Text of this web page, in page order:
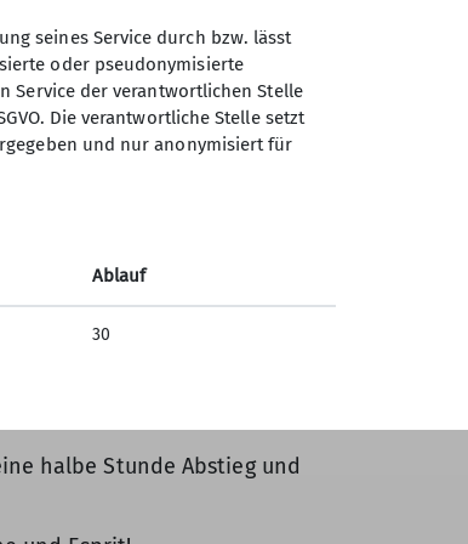
werden. Um 13.30 Uhr ist die
Schlag! Felix schwärmt vom
Sonnenschein und bester Sicht
ursprünglichen Spitzkehren und
unberührte, sanfte Hänge mit
nächsten Tag ist Schnee und
halbe Stunde Abstieg und
seines Service durch bzw. lässt
oder pseudonymisierte
Service der verantwortlichen Stelle
Die verantwortliche Stelle setzt
und nur anonymisiert für
Ablauf
30